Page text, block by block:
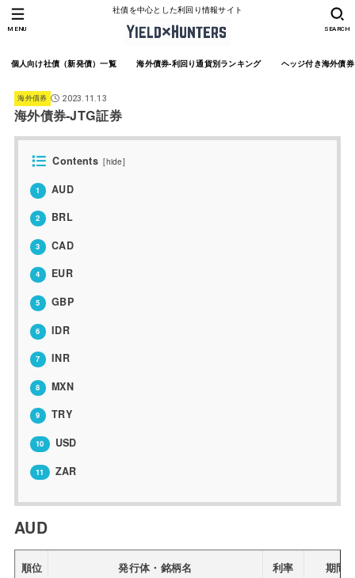
社債を中心とした利回り情報サイト
個人向け社債（新発債）一覧 海外債券-利回り通貨別ランキング ヘッジ付き海外債
SEARCH
MENU
海外債券 2023.11.13
海外債券-JTG証券
Contents [hide]
1 AUD
2 BRL
3 CAD
4 EUR
5 GBP
6 IDR
7 INR
8 MXN
9 TRY
10 USD
11 ZAR
AUD
順位 発行体・銘柄名 利率 期間